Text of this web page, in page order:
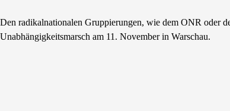
Den radikalnationalen Gruppierungen, wie dem ONR oder
Unabhängigkeitsmarsch am 11. November in Warschau.